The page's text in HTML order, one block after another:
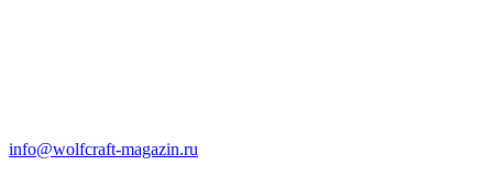
info@wolfcraft-magazin.ru